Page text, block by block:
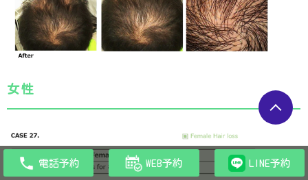
女性
電話予約 WEB予約 LINE予約